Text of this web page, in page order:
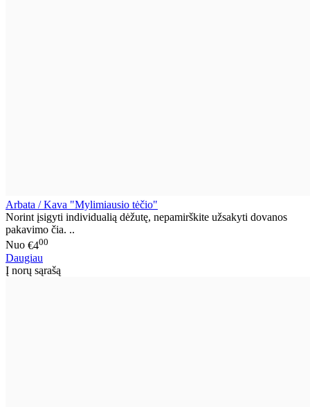
Arbata / Kava "Mylimiausio tėčio"
Norint įsigyti individualią dėžutę, nepamirškite užsakyti dovanos
pakavimo čia. ..
Nuo €400
Daugiau
Į norų sąrašą